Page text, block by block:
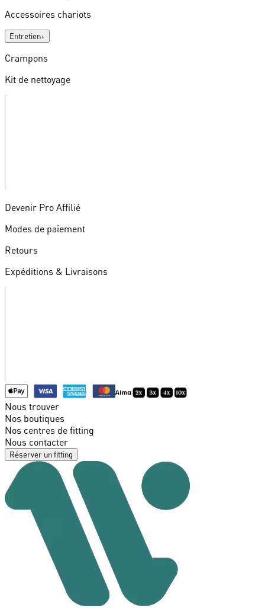
Accessoires chariots
Entretien+
Crampons
Kit de nettoyage
Devenir Pro Affilié
Modes de paiement
Retours
Expéditions & Livraisons
Nous trouver
Nos boutiques
Nos centres de fitting
Nous contacter
Réserver un fitting